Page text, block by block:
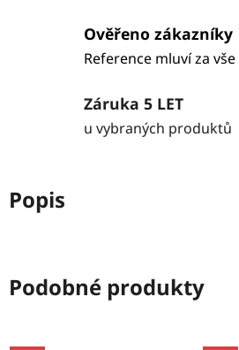
Ověřeno zákazníky
Reference mluví za vše
Záruka 5 LET
u vybraných produktů
Popis
Podobné produkty